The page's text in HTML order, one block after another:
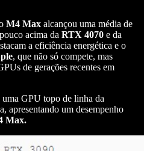
M4 Max alcançou uma média de
acima da RTX 4070 e da
a eficiência energética e o
, que não só compete, mas
de gerações recentes em
uma GPU topo de linha da
apresentando um desempenho
Max.